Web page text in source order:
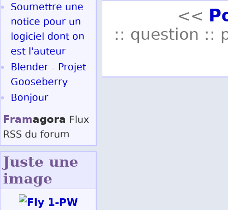
<<
:: question ::
Soumettre une
notice pour un
logiciel dont on
est l'auteur
Blender - Projet
Gooseberry
Bonjour
Framagora Flux
RSS du forum
Juste une
image